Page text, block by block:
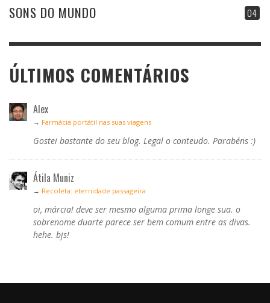
04
SONS DO MUNDO
ÚLTIMOS COMENTÁRIOS
Alex
→ Farmácia portátil nas suas viagens
Gostei bastante do seu blog. Legal o conteudo. Parabéns :)
Átila Muniz
→ Recoleta: eternidade passageira
oi, márcia! deve ser mesmo alguma prima longe sua. o
sobrenome duarte parece ser bem comum entre as divas.
hehe. bjs!